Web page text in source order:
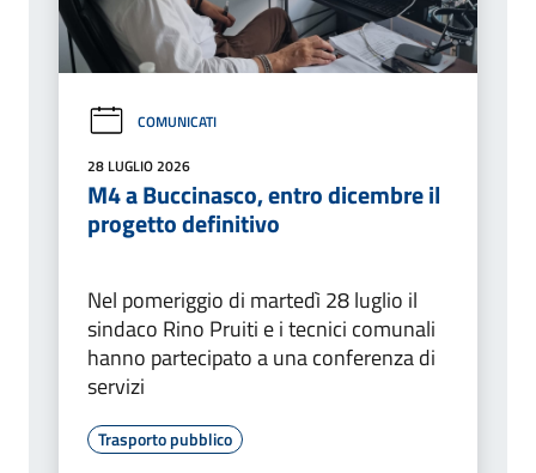
COMUNICATI
28 LUGLIO 2026
M4 a Buccinasco, entro dicembre il
progetto definitivo
Nel pomeriggio di martedì 28 luglio il
sindaco Rino Pruiti e i tecnici comunali
hanno partecipato a una conferenza di
servizi
Trasporto pubblico